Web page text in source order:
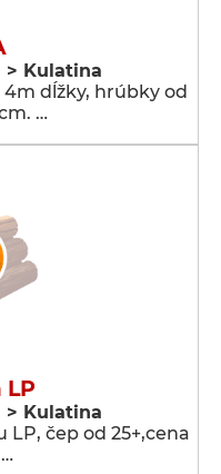
> Kulatina
dĺžky, hrúbky od
…
> Kulatina
čep od 25+,cena